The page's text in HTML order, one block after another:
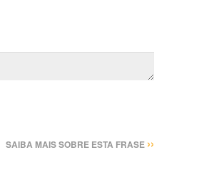
SAIBA MAIS SOBRE ESTA FRASE ››